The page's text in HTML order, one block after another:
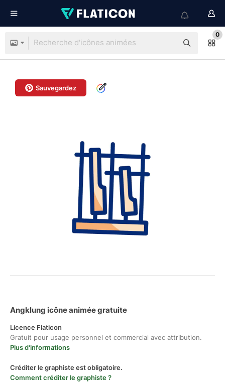
0
Sauvegardez
Angklung icône animée gratuite
Licence Flaticon
Gratuit pour usage personnel et commercial avec attribution.
Plus d'informations
Créditer le graphiste est obligatoire.
Comment créditer le graphiste ?